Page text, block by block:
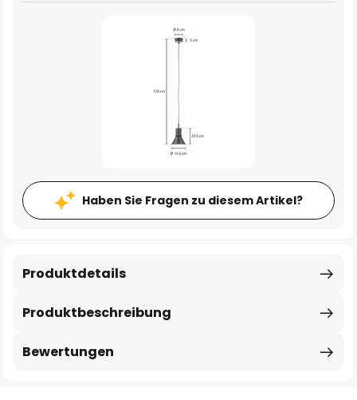
Haben Sie Fragen zu diesem Artikel?
Produktbeschreibung
Produktdetails
Bewertungen